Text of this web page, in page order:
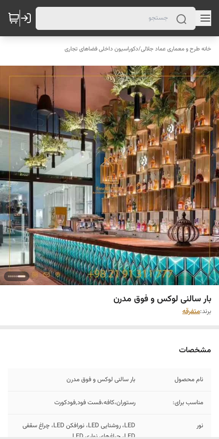
خانه طرح و معماری عماد جلالی/دکوراسیون داخلی فضاهای تجاری
بار سالنی لوکس و فوق مدرن
برند:متفرقه
مشخصات
نام محصول بار سالنی لوکس و فوق مدرن
مناسب برای: رستوران،کافه،فست فود,فودکورت
نور
LED، روشنایی LED، نورافکن LED، چراغ سقفی
LED، چراغ‌های نواری LED